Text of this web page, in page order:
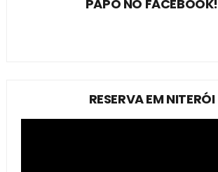
PAPO NO FACEBOOK!
RESERVA EM NITERÓI